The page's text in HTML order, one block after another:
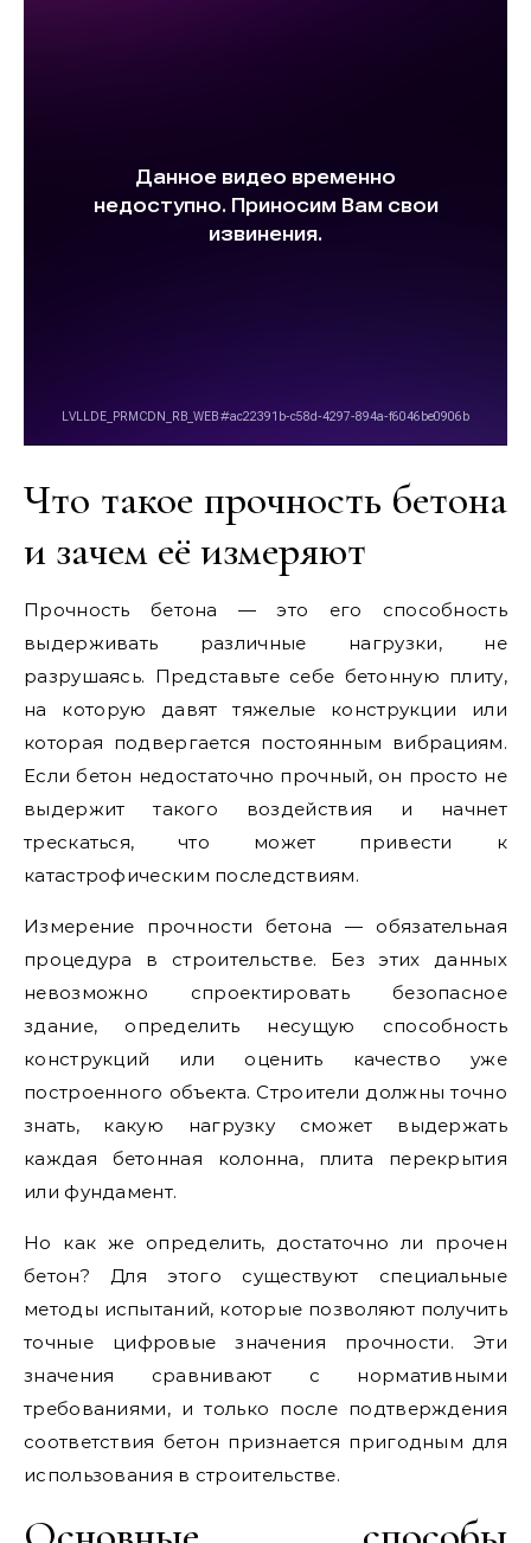
Что такое прочность бетона
и зачем её измеряют
Прочность бетона — это его способность
выдерживать различные нагрузки, не
разрушаясь. Представьте себе бетонную плиту,
на которую давят тяжелые конструкции или
которая подвергается постоянным вибрациям.
Если бетон недостаточно прочный, он просто не
выдержит такого воздействия и начнет
трескаться, что может привести к
катастрофическим последствиям.
Измерение прочности бетона — обязательная
процедура в строительстве. Без этих данных
невозможно спроектировать безопасное
здание, определить несущую способность
конструкций или оценить качество уже
построенного объекта. Строители должны точно
знать, какую нагрузку сможет выдержать
каждая бетонная колонна, плита перекрытия
или фундамент.
Но как же определить, достаточно ли прочен
бетон? Для этого существуют специальные
методы испытаний, которые позволяют получить
точные цифровые значения прочности. Эти
значения сравнивают с нормативными
требованиями, и только после подтверждения
соответствия бетон признается пригодным для
использования в строительстве.